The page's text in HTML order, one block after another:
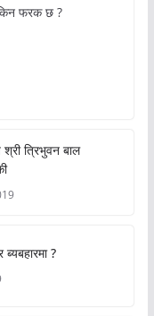
किन फरक छ ?
श्री त्रिभुवन बाल
?